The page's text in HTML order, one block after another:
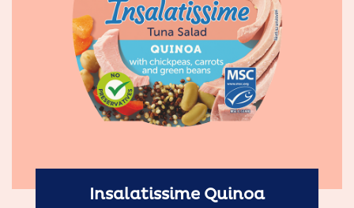
Insalatissime Quinoa